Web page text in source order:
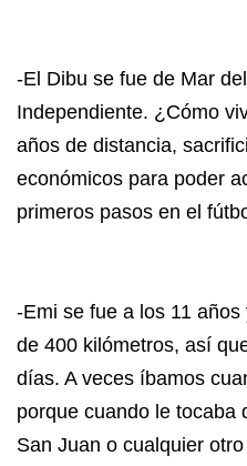
-El Dibu se fue de Mar
Independiente. ¿Cómo
años de distancia,
económicos para poder
primeros pasos en el
-Emi se fue a los 11
de 400 kilómetros, así
días. A veces íbamos
porque cuando le tocaba
San Juan o cualquier